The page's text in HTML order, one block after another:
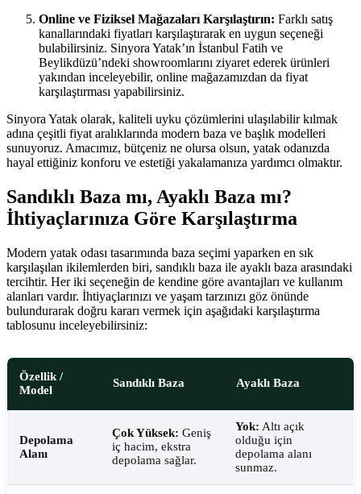
Online ve Fiziksel Mağazaları Karşılaştırın: Farklı satış
kanallarındaki fiyatları karşılaştırarak en uygun seçeneği
bulabilirsiniz. Sinyora Yatak’ın İstanbul Fatih ve
Beylikdüzü’ndeki showroomlarını ziyaret ederek ürünleri
yakından inceleyebilir, online mağazamızdan da fiyat
karşılaştırması yapabilirsiniz.
Sinyora Yatak olarak, kaliteli uyku çözümlerini ulaşılabilir kılmak
adına çeşitli fiyat aralıklarında modern baza ve başlık modelleri
sunuyoruz. Amacımız, bütçeniz ne olursa olsun, yatak odanızda
hayal ettiğiniz konforu ve estetiği yakalamanıza yardımcı olmaktır.
Sandıklı Baza mı, Ayaklı Baza mı?
İhtiyaçlarınıza Göre Karşılaştırma
Modern yatak odası tasarımında baza seçimi yaparken en sık
karşılaşılan ikilemlerden biri, sandıklı baza ile ayaklı baza arasındaki
tercihtir. Her iki seçeneğin de kendine göre avantajları ve kullanım
alanları vardır. İhtiyaçlarınızı ve yaşam tarzınızı göz önünde
bulundurarak doğru kararı vermek için aşağıdaki karşılaştırma
tablosunu inceleyebilirsiniz:
Özellik /
Model
Sandıklı Baza Ayaklı Baza
Depolama
Alanı
Çok Yüksek: Geniş
iç hacim, ekstra
depolama sağlar.
Yok: Altı açık
olduğu için
depolama alanı
sunmaz.